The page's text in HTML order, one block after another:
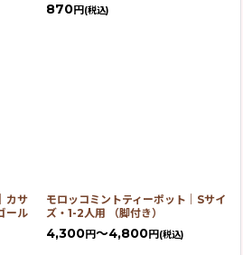
870円(税込)
カサ
ール
モロッコミントティーポット｜Sサイ
ズ・1-2人用 （脚付き）
4,300円～4,800円(税込)